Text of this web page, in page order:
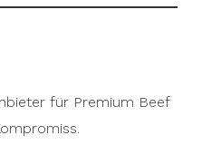
für Premium Beef